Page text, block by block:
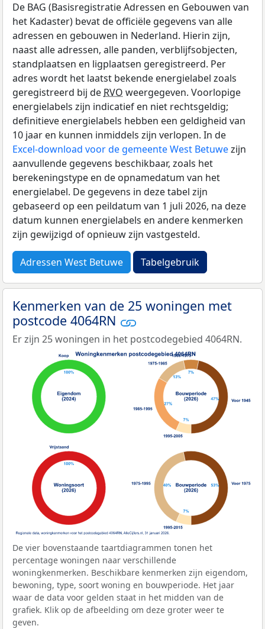
De BAG (Basisregistratie Adressen en Gebouwen van
het Kadaster) bevat de officiële gegevens van alle
adressen en gebouwen in Nederland. Hierin zijn,
naast alle adressen, alle panden, verblijfsobjecten,
standplaatsen en ligplaatsen geregistreerd. Per
adres wordt het laatst bekende energielabel zoals
geregistreerd bij de RVO weergegeven. Voorlopige
energielabels zijn indicatief en niet rechtsgeldig;
definitieve energielabels hebben een geldigheid van
10 jaar en kunnen inmiddels zijn verlopen. In de
Excel-download voor de gemeente West Betuwezijn
aanvullende gegevens beschikbaar, zoals het
berekeningstype en de opnamedatum van het
energielabel. De gegevens in deze tabel zijn
gebaseerd op een peildatum van 1 juli 2026, na deze
datum kunnen energielabels en andere kenmerken
zijn gewijzigd of opnieuw zijn vastgesteld.
Adressen West Betuwe Tabelgebruik
Kenmerken van de 25 woningen met
postcode 4064RN
Er zijn 25 woningen in het postcodegebied 4064RN.
De vier bovenstaande taartdiagrammen tonen het
percentage woningen naar verschillende
woningkenmerken. Beschikbare kenmerken zijn eigendom,
bewoning, type, soort woning en bouwperiode. Het jaar
waar de data voor gelden staat in het midden van de
grafiek. Klik op de afbeelding om deze groter weer te
geven.